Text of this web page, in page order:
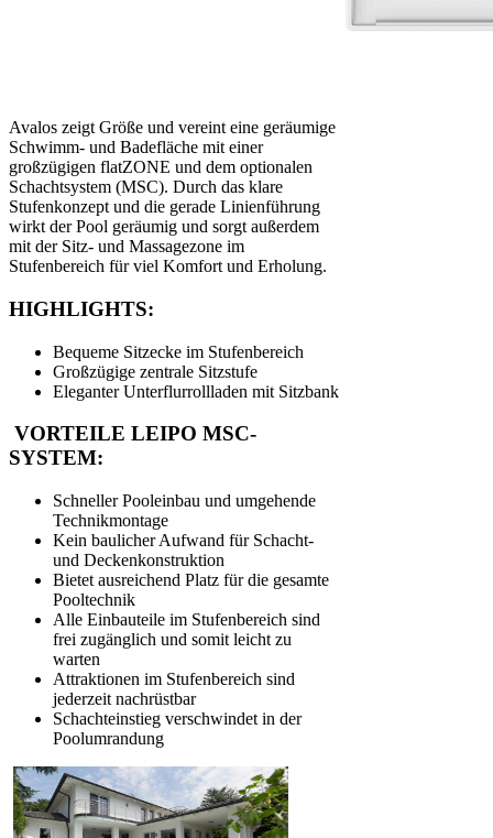
Avalos zeigt Größe und vereint eine geräumige
Schwimm- und Badefläche mit einer
großzügigen flatZONE und dem optionalen
Schachtsystem (MSC). Durch das klare
Stufenkonzept und die gerade Linienführung
wirkt der Pool geräumig und sorgt außerdem
mit der Sitz- und Massagezone im
Stufenbereich für viel Komfort und Erholung.
HIGHLIGHTS:
Bequeme Sitzecke im Stufenbereich
Großzügige zentrale Sitzstufe
Eleganter Unterflurrollladen mit Sitzbank
VORTEILE LEIPO MSC-
SYSTEM:
Schneller Pooleinbau und umgehende
Technikmontage
Kein baulicher Aufwand für Schacht-
und Deckenkonstruktion
Bietet ausreichend Platz für die gesamte
Pooltechnik
Alle Einbauteile im Stufenbereich sind
frei zugänglich und somit leicht zu
warten
Attraktionen im Stufenbereich sind
jederzeit nachrüstbar
Schachteinstieg verschwindet in der
Poolumrandung